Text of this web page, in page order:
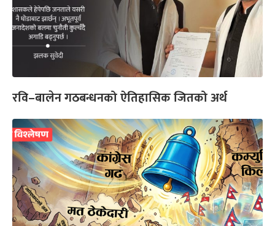
रवि–बालेन गठबन्धनको ऐतिहासिक जितको अर्थ